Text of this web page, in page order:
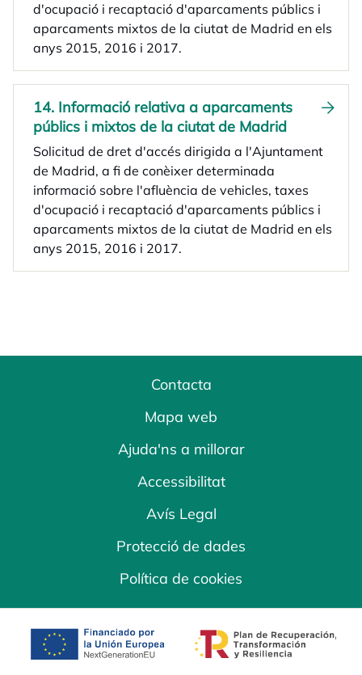
d'ocupació i recaptació d'aparcaments públics i
aparcaments mixtos de la ciutat de Madrid en els
anys 2015, 2016 i 2017.
14. Informació relativa a aparcaments
públics i mixtos de la ciutat de Madrid
Solicitud de dret d'accés dirigida a l'Ajuntament
de Madrid, a fi de conèixer determinada
informació sobre l'afluència de vehicles, taxes
d'ocupació i recaptació d'aparcaments públics i
aparcaments mixtos de la ciutat de Madrid en els
anys 2015, 2016 i 2017.
Contacta
Mapa web
Ajuda'ns a millorar
Accessibilitat
Avís Legal
Protecció de dades
Política de cookies
opens in a new tab opens in a new